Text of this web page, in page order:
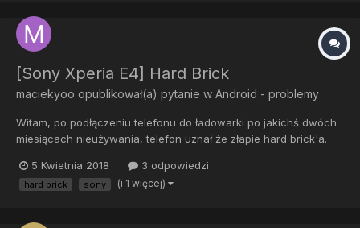
[Sony Xperia E4] Hard Brick
maciekyoo opublikował(a) pytanie w Android - problemy
Witam, po podłączeniu telefonu do ładowarki po jakichś dwóch
miesiącach nieużywania, telefon uznał że złapie hard brick'a.
dosłownie 3/4 sekundy w menedżerze zadań pokazuje się Inne
urządzenia --> S1boot Fastboot. No i tyle, nie wiem co mam zro...
5 Kwietnia 2018 3 odpowiedzi
hard brick sony (i 1 więcej)